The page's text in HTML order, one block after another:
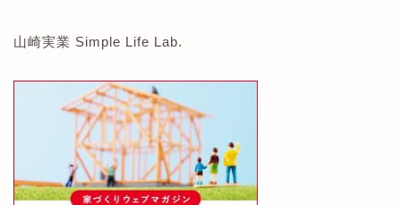
山崎実業 Simple Life Lab.